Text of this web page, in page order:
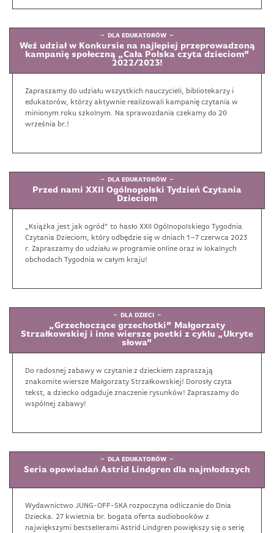
DLA EDUKATORÓW
Weź udział w Konkursie na najlepiej przeprowadzoną
kampanię społeczną „Cała Polska czyta dzieciom”
2022/2023!
Zapraszamy do udziału wszystkich nauczycieli, bibliotekarzy i
edukatorów, którzy aktywnie realizowali kampanię czytania w
minionym roku szkolnym. Na sprawozdania czekamy do 20
września br.!
DLA EDUKATORÓW
Przed nami XXII Ogólnopolski Tydzień Czytania
Dzieciom
„Książka jest jak ogród” to hasło XXII Ogólnopolskiego Tygodnia
Czytania Dzieciom, który odbędzie się w dniach 1–7 czerwca 2023
r. Zapraszamy do udziału w programie online oraz w lokalnych
obchodach Tygodnia w całym kraju!
DLA DZIECI
„Grzechoczące grzechotki” Małgorzaty
Strzałkowskiej i inne wiersze poetki z cyklu „Ukryte
słowa”
Do radosnej zabawy w czytanie z dzieckiem zapraszają
znakomite wiersze Małgorzaty Strzałkowskiej! Dorosły czyta
tekst, a dziecko odgaduje znaczenie rysunków! Zapraszamy do
wspólnej zabawy!
DLA EDUKATORÓW
Seria opowiadań Astrid Lindgren dla najmłodszych
Wydawnictwo JUNG-OFF-SKA rozpoczyna odliczanie do Dnia
Dziecka. 27 kwietnia br. bogata oferta audiobooków z
największymi bestsellerami Astrid Lindgren powiększy się o serię